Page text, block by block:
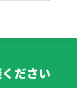
ださい